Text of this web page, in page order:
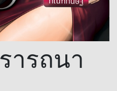
ารถนา